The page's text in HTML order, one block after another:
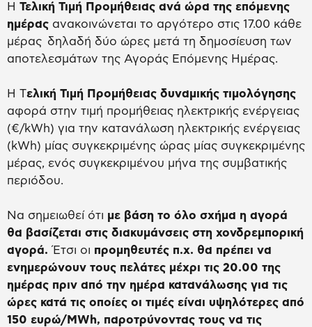
Η Τελική Τιμή Προμήθειας ανά ώρα της επόμενης
ημέρας ανακοινώνεται το αργότερο στις 17.00 κάθε
μέρας δηλαδή δύο ώρες μετά τη δημοσίευση των
αποτελεσμάτων της Αγοράς Επόμενης Ημέρας.
Η Τελική Τιμή Προμήθειας δυναμικής τιμολόγησης
αφορά στην τιμή προμήθειας ηλεκτρικής ενέργειας
(€/kWh) για την κατανάλωση ηλεκτρικής ενέργειας
(kWh) μίας συγκεκριμένης ώρας μίας συγκεκριμένης
μέρας, ενός συγκεκριμένου μήνα της συμβατικής
περιόδου.
Να σημειωθεί ότι με βάση το όλο σχήμα η αγορά
θα βασίζεται στις διακυμάνσεις στη χονδρεμπορική
αγορά. Έτσι οι προμηθευτές π.χ. θα πρέπει να
ενημερώνουν τους πελάτες μέχρι τις 20.00 της
ημέρας πριν από την ημέρα κατανάλωσης για τις
ώρες κατά τις οποίες οι τιμές είναι υψηλότερες από
150 ευρώ/MWh, παροτρύνοντας τους να τις